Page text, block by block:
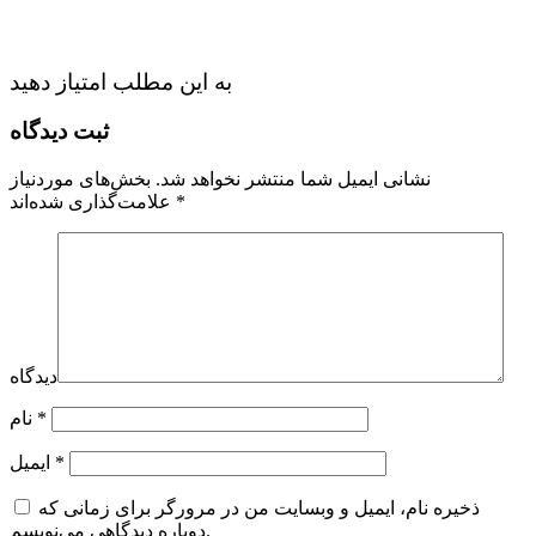
به این مطلب امتیاز دهید
ثبت دیدگاه
نشانی ایمیل شما منتشر نخواهد شد. بخش‌های موردنیاز
*
دیدگاه
*
*
ذخیره نام، ایمیل و وبسایت من در مرورگر برای زمانی که
دوباره دیدگاهی می‌نویسم.